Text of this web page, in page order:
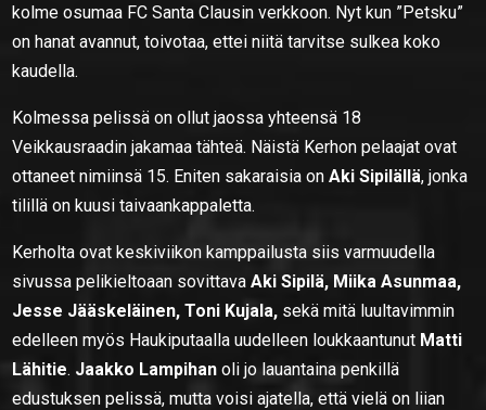
kolme osumaa FC Santa Clausin verkkoon. Nyt kun ”Petsku”
on hanat avannut, toivotaa, ettei niitä tarvitse sulkea koko
kaudella.
Kolmessa pelissä on ollut jaossa yhteensä 18
Veikkausraadin jakamaa tähteä. Näistä Kerhon pelaajat ovat
ottaneet nimiinsä 15. Eniten sakaraisia onAki Sipilällä, jonka
tilillä on kuusi taivaankappaletta.
Kerholta ovat keskiviikon kamppailusta siis varmuudella
sivussa pelikieltoaan sovittavaAki Sipilä, Miika Asunmaa,
Jesse Jääskeläinen, Toni Kujala, sekä mitä luultavimmin
edelleen myös Haukiputaalla uudelleen loukkaantunut Matti
Lähitie. Jaakko Lampihan oli jo lauantaina penkillä
edustuksen pelissä, mutta voisi ajatella, että vielä on liian